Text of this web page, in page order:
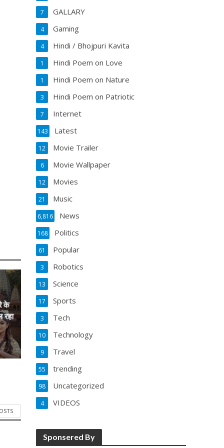
के
रहा
GALLARY
7
Gaming
4
Hindi / Bhojpuri Kavita
4
Hindi Poem on Love
1
Hindi Poem on Nature
1
Hindi Poem on Patriotic
3
Internet
7
Latest
143
Movie Trailer
12
Movie Wallpaper
6
Movies
12
Music
21
News
6,816
Politics
168
Popular
61
Robotics
3
Science
13
Sports
17
Tech
3
Technology
10
Travel
9
trending
55
Uncategorized
98
VIDEOS
4
Sponsered By